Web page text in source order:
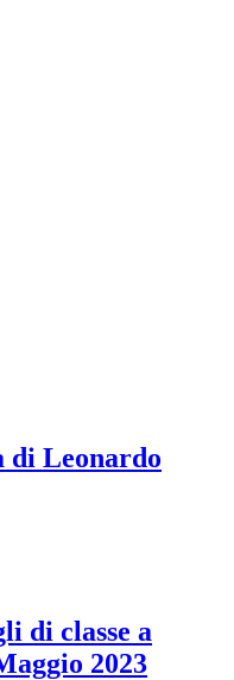
Leonardo
di classe a
2023